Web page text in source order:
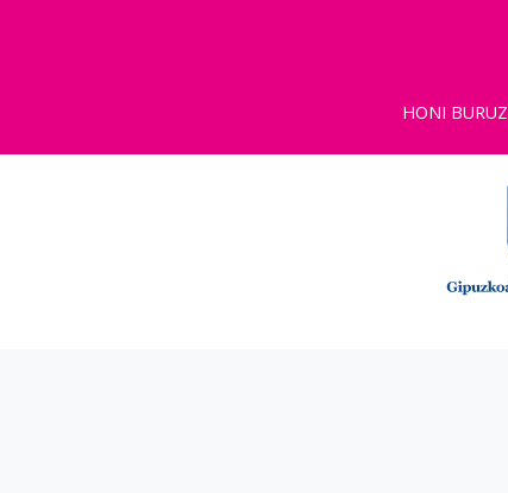
HONI BURUZ